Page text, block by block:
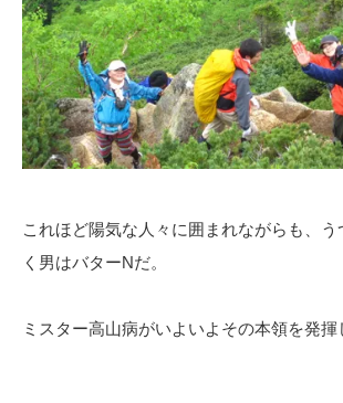
これほど陽気な人々に囲まれながらも、
く男はバターNだ。
ミスター高山病がいよいよその本領を発揮